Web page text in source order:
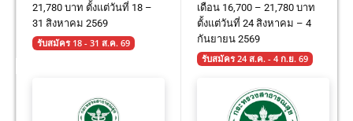
21,780 บาท ตั้งแต่วันที่ 18 –
31 สิงหาคม 2569
รับสมัคร 18 - 31 ส.ค. 69
เดือน 16,700 – 21,780 บาท
ตั้งแต่วันที่ 24 สิงหาคม – 4
กันยายน 2569
รับสมัคร 24 ส.ค. - 4 ก.ย. 69